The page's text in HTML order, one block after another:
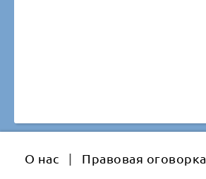
О нас | Правовая оговорка